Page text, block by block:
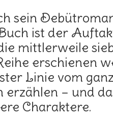
sein
ist der
mittlerweile
erschienen
Linie vom
erzählen – und
Charaktere.